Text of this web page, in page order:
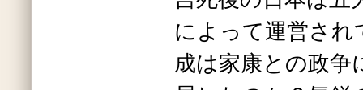
によって運営され
成は家康との政争